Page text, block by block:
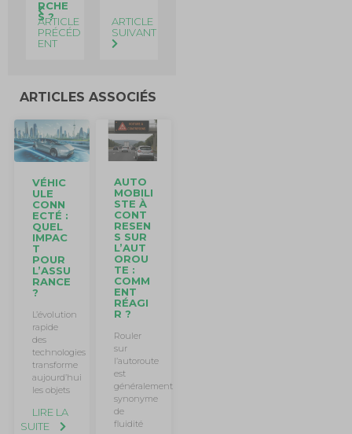
RCHE
S ?
ARTICLE
PRÉCÉD
ENT
ARTICLE
SUIVANT
ARTICLES ASSOCIÉS
VÉHIC
ULE
CONN
ECTÉ :
QUEL
IMPAC
T
POUR
L’ASSU
RANCE
?
L’évolution
rapide
des
technologies
transforme
aujourd’hui
les objets
LIRE LA
SUITE
AUTO
MOBILI
STE À
CONT
RESEN
S SUR
L’AUT
OROU
TE :
COMM
ENT
RÉAGI
R ?
Rouler
sur
l’autoroute
est
généralement
synonyme
de
fluidité